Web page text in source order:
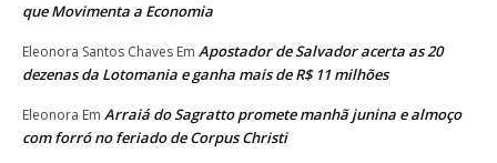
que Movimenta a Economia
Eleonora Santos Chaves Em Apostador de Salvador acerta as 20
dezenas da Lotomania e ganha mais de R$ 11 milhões
Eleonora Em Arraiá do Sagratto promete manhã junina e almoço
com forró no feriado de Corpus Christi